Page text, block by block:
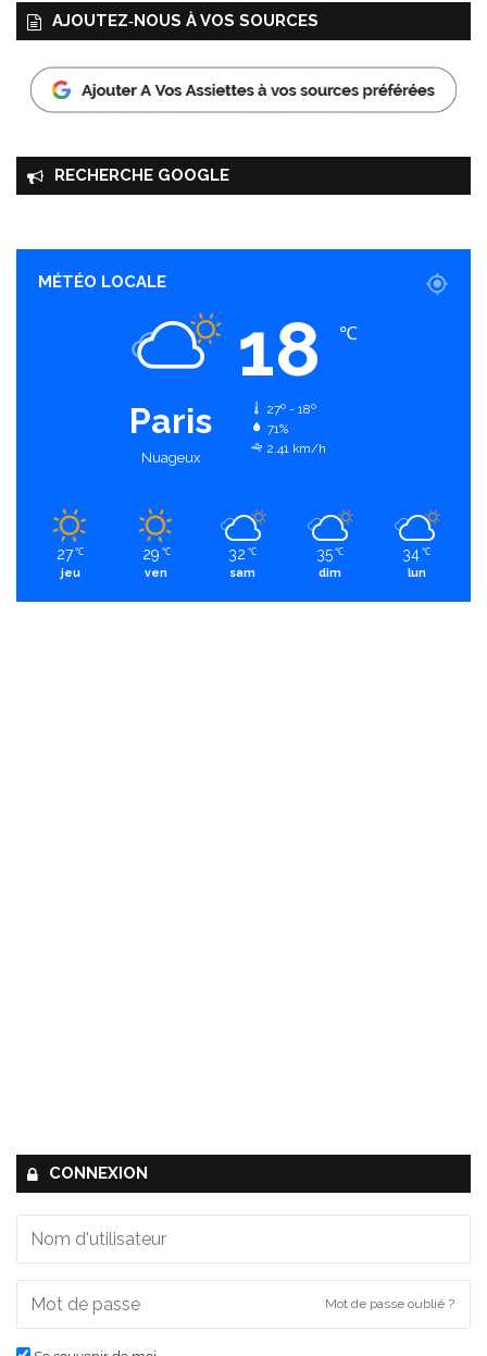
AJOUTEZ‑NOUS À VOS SOURCES
RECHERCHE GOOGLE
MÉTÉO LOCALE
Paris
Nuageux
18 ℃
27º - 18º
71%
2.41 km/h
27 ℃
jeu
29 ℃
ven
32 ℃
sam
35 ℃
dim
34 ℃
lun
CONNEXION
Mot de passe oublié ?